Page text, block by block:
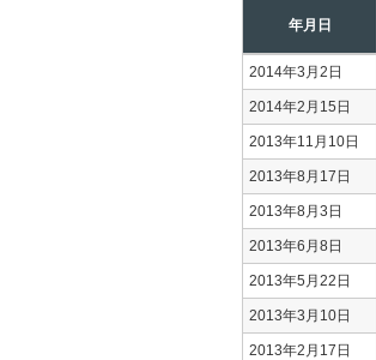
年月日
2014年3月2日
2014年2月15日
2013年11月10日
2013年8月17日
2013年8月3日
2013年6月8日
2013年5月22日
2013年3月10日
2013年2月17日